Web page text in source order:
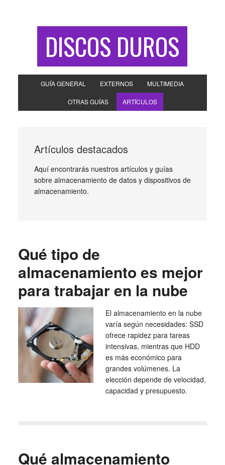
DISCOS DUROS
GUÍA GENERAL EXTERNOS MULTIMEDIA
OTRAS GUÍAS ARTÍCULOS
Artículos destacados
Aquí encontrarás nuestros artículos y guías
sobre almacenamiento de datos y dispositivos de
almacenamiento.
Qué tipo de
almacenamiento es mejor
para trabajar en la nube
El almacenamiento en la nube
varía según necesidades: SSD
ofrece rapidez para tareas
intensivas, mientras que HDD
es más económico para
grandes volúmenes. La
elección depende de velocidad,
capacidad y presupuesto.
Qué almacenamiento